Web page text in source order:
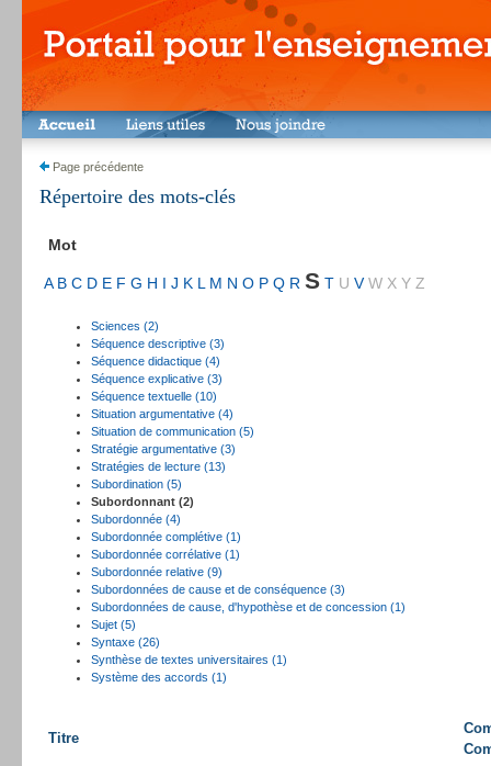
Page précédente
Répertoire des mots-clés
Mot
A B C D E F G H I J K L M N O P Q R S T U V W X Y Z
Sciences (2)
Séquence descriptive (3)
Séquence didactique (4)
Séquence explicative (3)
Séquence textuelle (10)
Situation argumentative (4)
Situation de communication (5)
Stratégie argumentative (3)
Stratégies de lecture (13)
Subordination (5)
Subordonnant (2)
Subordonnée (4)
Subordonnée complétive (1)
Subordonnée corrélative (1)
Subordonnée relative (9)
Subordonnées de cause et de conséquence (3)
Subordonnées de cause, d'hypothèse et de concession (1)
Sujet (5)
Syntaxe (26)
Synthèse de textes universitaires (1)
Système des accords (1)
Titre